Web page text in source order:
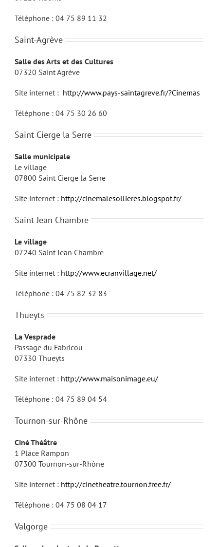
Téléphone : 04 75 89 11 32
Saint-Agrève
Salle des Arts et des Cultures
07320 Saint Agrève
Site internet : http://www.pays-saintagreve.fr/?Cinemas
Téléphone : 04 75 30 26 60
Saint Cierge la Serre
Salle municipale
Le village
07800 Saint Cierge la Serre
Site internet : http://cinemalesollieres.blogspot.fr/
Saint Jean Chambre
Le village
07240 Saint Jean Chambre
Site internet : http://www.ecranvillage.net/
Téléphone : 04 75 82 32 83
Thueyts
La Vesprade
Passage du Fabricou
07330 Thueyts
Site internet : http://www.maisonimage.eu/
Téléphone : 04 75 89 04 54
Tournon-sur-Rhône
Ciné Théâtre
1 Place Rampon
07300 Tournon-sur-Rhône
Site internet : http://cinetheatre.tournon.free.fr/
Téléphone : 04 75 08 04 17
Valgorge